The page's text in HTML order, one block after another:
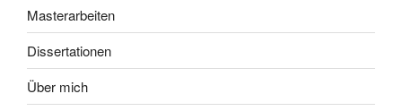
Masterarbeiten
Dissertationen
Über mich